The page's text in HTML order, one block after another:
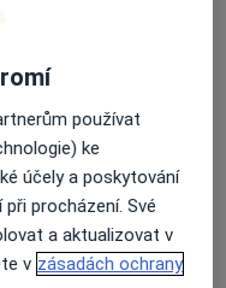
nás důležité.
zaplatit za
pacienta.
o názorech
používat
ke
účely a poskytování
procházení. Své
a aktualizovat v
v zásadách ochrany